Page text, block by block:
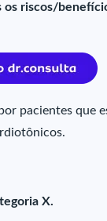
os riscos/
pacientes que
X.